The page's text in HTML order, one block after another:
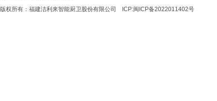
版权所有：福建洁利来智能厨卫股份有限公司 ICP:闽ICP备2022011402号